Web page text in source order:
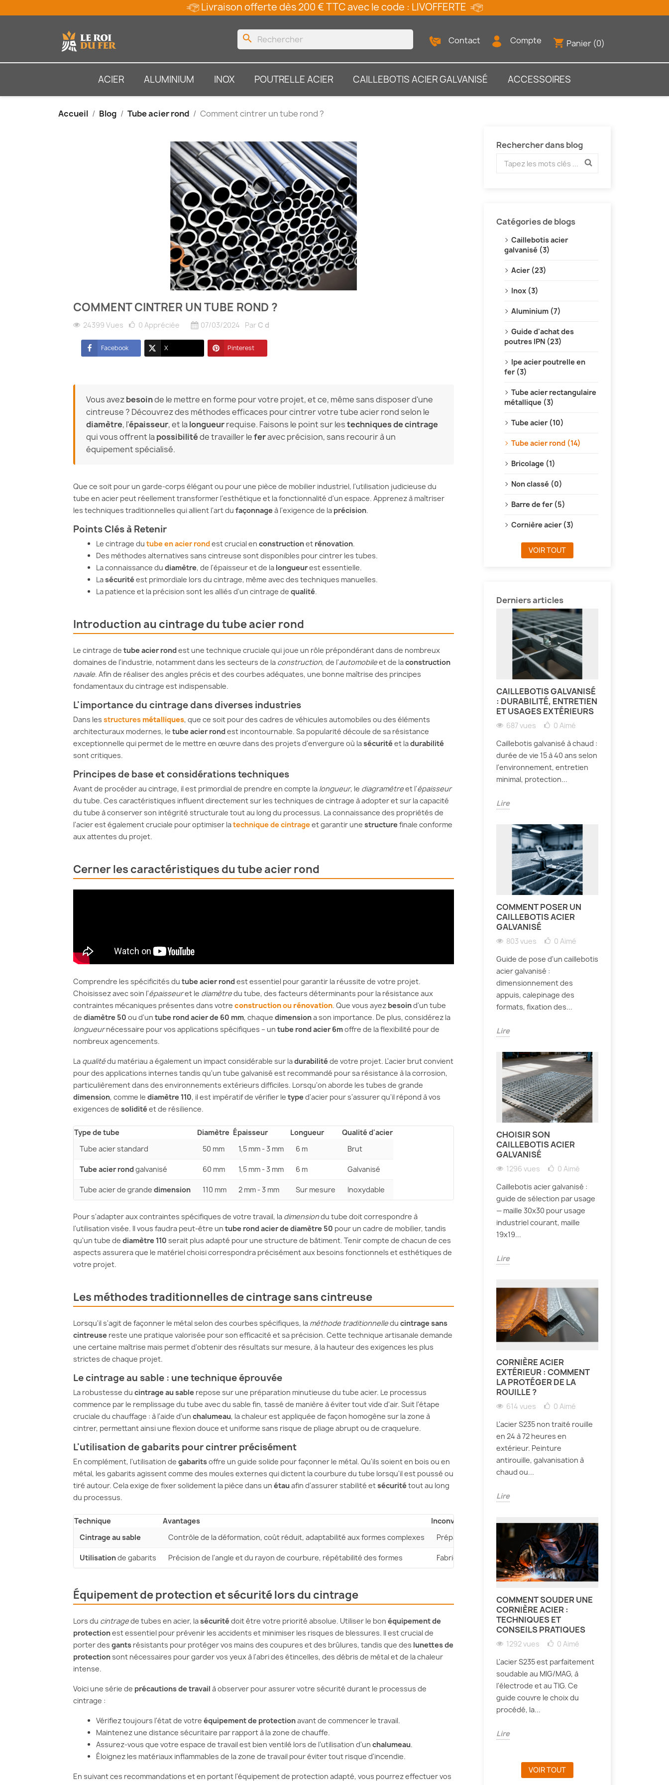
Livraison offerte dès 200 € TTC avec le code : LIVOFFERTE
search Contact Compte shopping_cart Panier (0)
ACIER ALUMINIUM INOX POUTRELLE ACIER CAILLEBOTIS ACIER GALVANISÉ ACCESSOIRES
Accueil Blog Tube acier rond Comment cintrer un tube rond ?
COMMENT CINTRER UN TUBE ROND ?
24399 Vues 0 Appréciée 07/03/2024 ParC d
Facebook X Pinterest
Vous avezbesoinde le mettre en forme pour votre projet, et ce, même sans disposer d'une
cintreuse ? Découvrez des méthodes efficaces pour cintrer votre tube acier rond selon le
diamètre, l'épaisseur, et la longueurrequise. Faisons le point sur lestechniques de cintrage
qui vous offrent la possibilitéde travailler leferavec précision, sans recourir à un
équipement spécialisé.
Que ce soit pour un garde-corps élégant ou pour une pièce de mobilier industriel, l'utilisation judicieuse du
tube en acier peut réellement transformer l'esthétique et la fonctionnalité d'un espace. Apprenez à maîtriser
les techniques traditionnelles qui allient l'art du façonnage à l'exigence de la précision.
Points Clés à Retenir
Le cintrage du tube en acier rondest crucial en constructionet rénovation.
Des méthodes alternatives sans cintreuse sont disponibles pour cintrer les tubes.
La connaissance du diamètre, de l'épaisseur et de la longueurest essentielle.
Lasécurité est primordiale lors du cintrage, même avec des techniques manuelles.
La patience et la précision sont les alliés d'un cintrage de qualité.
Introduction au cintrage du tube acier rond
Le cintrage de tube acier rondest une technique cruciale qui joue un rôle prépondérant dans de nombreux
domaines de l'industrie, notamment dans les secteurs de la construction, de l'automobileet de laconstruction
navale. Afin de réaliser des angles précis et des courbes adéquates, une bonne maîtrise des principes
fondamentaux du cintrage est indispensable.
L'importance du cintrage dans diverses industries
Dans les structures métalliques, que ce soit pour des cadres de véhicules automobiles ou des éléments
architecturaux modernes, le tube acier rondest incontournable. Sa popularité découle de sa résistance
exceptionnelle qui permet de le mettre en œuvre dans des projets d'envergure où lasécurité et ladurabilité
sont critiques.
Principes de base et considérations techniques
Avant de procéder au cintrage, il est primordial de prendre en compte la longueur, le diagramètreet l'épaisseur
du tube. Ces caractéristiques influent directement sur les techniques de cintrage à adopter et sur la capacité
du tube à conserver son intégrité structurale tout au long du processus. La connaissance des propriétés de
l'acier est également cruciale pour optimiser latechnique de cintrageet garantir une structure finale conforme
aux attentes du projet.
Cerner les caractéristiques du tube acier rond
Comprendre les spécificités du tube acier rondest essentiel pour garantir la réussite de votre projet.
Choisissez avec soin l'épaisseuret le diamètredu tube, des facteurs déterminants pour la résistance aux
contraintes mécaniques présentes dans votre constructionou rénovation. Que vous ayez besoind'un tube
de diamètre 50 ou d'un tube rond acier de 60 mm, chaque dimensiona son importance. De plus, considérez la
longueurnécessaire pour vos applications spécifiques – un tube rond acier 6moffre de la flexibilité pour de
nombreux agencements.
La qualitédu matériau a également un impact considérable sur ladurabilité de votre projet. L'acier brut convient
pour des applications internes tandis qu'un tube galvanisé est recommandé pour sa résistance à la corrosion,
particulièrement dans des environnements extérieurs difficiles. Lorsqu'on aborde les tubes de grande
dimension, comme le diamètre 110, il est impératif de vérifier le type d'acier pour s'assurer qu'il répond à vos
exigences de solidité et de résilience.
Type de tube Diamètre Épaisseur Longueur
Qualité d'acier
Tube acier standard
50 mm 1,5 mm - 3 mm 6 m Brut
Tube acier rondgalvanisé 60 mm 1,5 mm - 3 mm 6 m Galvanisé
Tube acier de grande dimension 110 mm 2 mm - 3 mm Sur mesure Inoxydable
Pour s'adapter aux contraintes spécifiques de votre travail, la dimensiondu tube doit correspondre à
l'utilisation visée. Il vous faudra peut-être un tube rond acier de diamètre 50 pour un cadre de mobilier, tandis
qu'un tube de diamètre 110 serait plus adapté pour une structure de bâtiment. Tenir compte de chacun de ces
aspects assurera que le matériel choisi correspondra précisément aux besoins fonctionnels et esthétiques de
votre projet.
Les méthodes traditionnelles de cintrage sans cintreuse
Lorsqu'il s'agit de façonner le métal selon des courbes spécifiques, la méthode traditionnelledu cintrage sans
cintreuse reste une pratique valorisée pour son efficacité et sa précision. Cette technique artisanale demande
une certaine maîtrise mais permet d'obtenir des résultats sur mesure, à la hauteur des exigences les plus
strictes de chaque projet.
Le cintrage au sable : une technique éprouvée
La robustesse du cintrage au sable repose sur une préparation minutieuse du tube acier. Le processus
commence par le remplissage du tube avec du sable fin, tassé de manière à éviter tout vide d'air. Suit l'étape
cruciale du chauffage : à l'aide d'un chalumeau, la chaleur est appliquée de façon homogène sur la zone à
cintrer, permettant ainsi une flexion douce et uniforme sans risque de pliage abrupt ou de craquelure.
L'utilisation de gabarits pour cintrer précisément
En complément, l'utilisation de gabaritsoffre un guide solide pour façonner le métal. Qu'ils soient en bois ou en
métal, les gabarits agissent comme des moules externes qui dictent la courbure du tube lorsqu'il est poussé ou
tiré autour. Cela exige de fixer solidement la pièce dans un étau afin d'assurer stabilité etsécurité tout au long
du processus.
Technique Avantages
Inconvénients
Cintrage au sable
Contrôle de la déformation, coût réduit, adaptabilité aux formes complexes Préparation du sable et nettoyage post-cintrage
Utilisationde gabarits Précision de l'angle et du rayon de courbure, répétabilité des formes Fabrication ou achat des gabarits, nécessite un
Équipement de protection et sécurité lors du cintrage
Lors du cintragede tubes en acier, lasécurité doit être votre priorité absolue. Utiliser le bon équipement de
protectionest essentiel pour prévenir les accidents et minimiser les risques de blessures. Il est crucial de
porter des gants résistants pour protéger vos mains des coupures et des brûlures, tandis que des lunettes de
protectionsont nécessaires pour garder vos yeux à l'abri des étincelles, des débris de métal et de la chaleur
intense.
Voici une série de précautions de travail à observer pour assurer votre sécurité durant le processus de
cintrage :
Vérifiez toujours l'état de votre équipement de protectionavant de commencer le travail.
Maintenez une distance sécuritaire par rapport à la zone de chauffe.
Assurez-vous que votre espace de travail est bien ventilé lors de l'utilisation d'un chalumeau.
Éloignez les matériaux inflammables de la zone de travail pour éviter tout risque d'incendie.
En suivant ces recommandations et en portant l'équipement de protection adapté, vous pourrez effectuer vos
Rechercher dans blog
Catégories de blogs
Caillebotis acier
galvanisé (3)
Acier (23)
Inox (3)
Aluminium (7)
Guide d'achat des
poutres IPN (23)
Ipe acier poutrelle en
fer (3)
Tube acier rectangulaire
métallique (3)
Tube acier (10)
Tube acier rond (14)
Bricolage (1)
Non classé (0)
Barre de fer (5)
Cornière acier (3)
VOIR TOUT
Derniers articles
CAILLEBOTIS GALVANISÉ
: DURABILITÉ, ENTRETIEN
ET USAGES EXTÉRIEURS
687 vues 0 Aimé
Caillebotis galvanisé à chaud :
durée de vie 15 à 40 ans selon
l'environnement, entretien
minimal, protection...
Lire
COMMENT POSER UN
CAILLEBOTIS ACIER
GALVANISÉ
803 vues 0 Aimé
Guide de pose d'un caillebotis
acier galvanisé :
dimensionnement des
appuis, calepinage des
formats, fixation des...
Lire
CHOISIR SON
CAILLEBOTIS ACIER
GALVANISÉ
1296 vues 0 Aimé
Caillebotis acier galvanisé :
guide de sélection par usage
— maille 30x30 pour usage
industriel courant, maille
19x19...
Lire
CORNIÈRE ACIER
EXTÉRIEUR : COMMENT
LA PROTÉGER DE LA
ROUILLE ?
614 vues 0 Aimé
L'acier S235 non traité rouille
en 24 à 72 heures en
extérieur. Peinture
antirouille, galvanisation à
chaud ou...
Lire
COMMENT SOUDER UNE
CORNIÈRE ACIER :
TECHNIQUES ET
CONSEILS PRATIQUES
1292 vues 0 Aimé
L'acier S235 est parfaitement
soudable au MIG/MAG, à
l'électrode et au TIG. Ce
guide couvre le choix du
procédé, la...
Lire
VOIR TOUT